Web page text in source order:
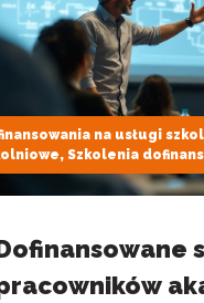
na usługi
Szkolenia